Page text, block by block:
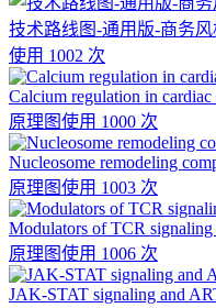
技术路线图-通用版-商务风
使用 1002 次
Calcium regulation in cardiac
原理图使用 1000 次
Nucleosome remodeling
原理图使用 1003 次
Modulators of TCR
原理图使用 1006 次
JAK-STAT signaling and